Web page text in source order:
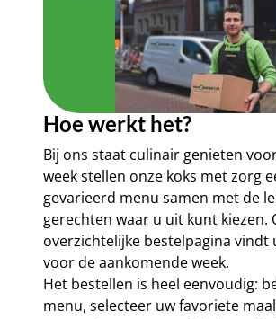
Hoe werkt het?
Bij ons staat culinair genieten
week stellen onze koks met zorg
gevarieerd menu samen met de
gerechten waar u uit kunt kiezen.
overzichtelijke bestelpagina vindt
voor de aankomende week.
Het bestellen is heel eenvoudig:
menu, selecteer uw favoriete